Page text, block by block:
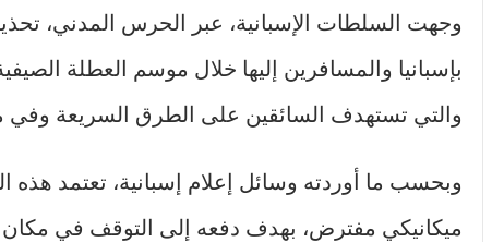
وجهت السلطات الإسبانية، عبر الحرس المدني،
بإسبانيا والمسافرين إليها خلال موسم العطلة
والتي تستهدف السائقين على الطرق السريعة وفي
وبحسب ما أوردته وسائل إعلام إسبانية، تعتمد
ميكانيكي مفترض، بهدف دفعه إلى التوقف في مكان